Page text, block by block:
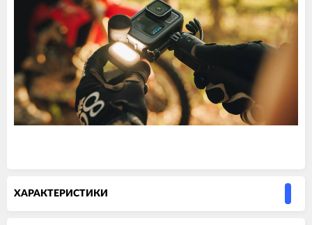
ХАРАКТЕРИСТИКИ